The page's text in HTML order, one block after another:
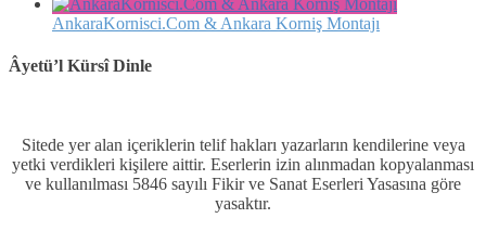
AnkaraKornisci.Com & Ankara Korniş Montajı
Âyetü’l Kürsî Dinle
Sitede yer alan içeriklerin telif hakları yazarların kendilerine veya
yetki verdikleri kişilere aittir. Eserlerin izin alınmadan kopyalanması
ve kullanılması 5846 sayılı Fikir ve Sanat Eserleri Yasasına göre
yasaktır.